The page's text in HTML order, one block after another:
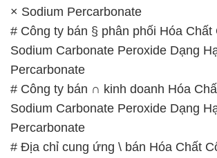
× Sodium Percarbonate
# Công ty bán § phân phối Hóa Chất
Sodium Carbonate Peroxide Dạng
Percarbonate
# Công ty bán ∩ kinh doanh Hóa
Sodium Carbonate Peroxide Dạng
Percarbonate
# Địa chỉ cung ứng \ bán Hóa Chất